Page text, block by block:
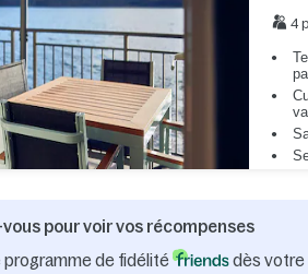
4
pour voir vos récompenses
programme de fidélité
dès votre